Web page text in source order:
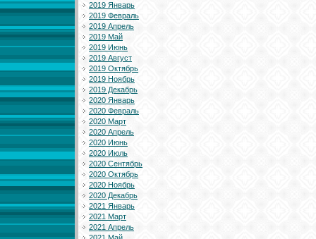
2019 Январь
2019 Февраль
2019 Апрель
2019 Май
2019 Июнь
2019 Август
2019 Октябрь
2019 Ноябрь
2019 Декабрь
2020 Январь
2020 Февраль
2020 Март
2020 Апрель
2020 Июнь
2020 Июль
2020 Сентябрь
2020 Октябрь
2020 Ноябрь
2020 Декабрь
2021 Январь
2021 Март
2021 Апрель